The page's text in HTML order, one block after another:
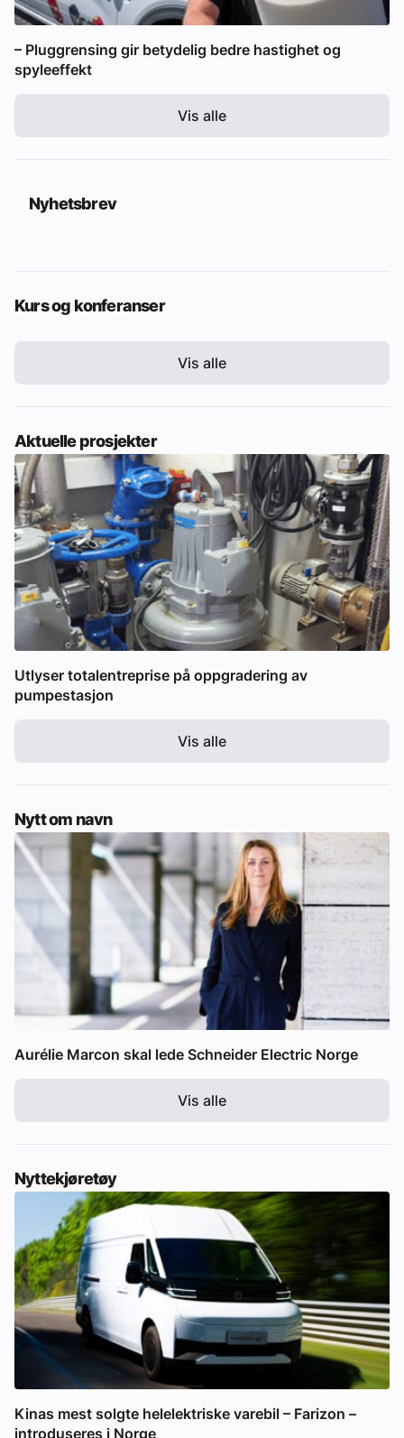
– Pluggrensing gir betydelig bedre hastighet og
spyleeffekt
Vis alle
Nyhetsbrev
Kurs og konferanser
Vis alle
Aktuelle prosjekter
Utlyser totalentreprise på oppgradering av
pumpestasjon
Vis alle
Nytt om navn
Aurélie Marcon skal lede Schneider Electric Norge
Vis alle
Nyttekjøretøy
Kinas mest solgte helelektriske varebil – Farizon –
introduseres i Norge